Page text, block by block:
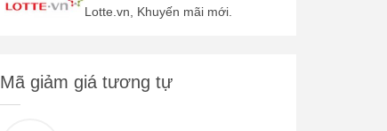
Lotte.vn, Khuyến mãi mới.
Mã giảm giá tương tự